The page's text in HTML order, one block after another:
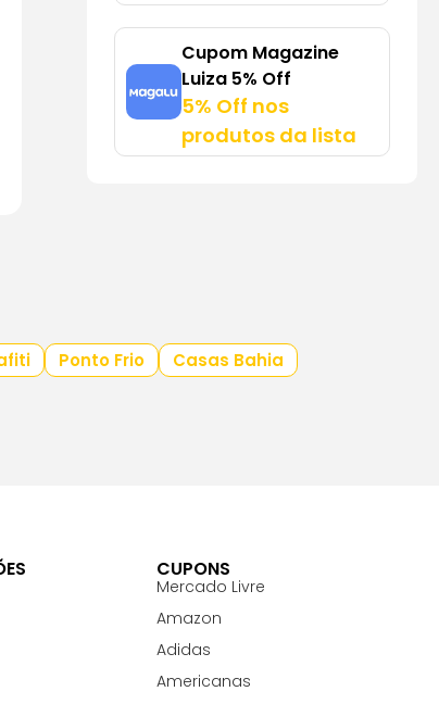
Cupom Magazine
Luiza 5% Off
5% Off nos
produtos da lista
Ponto Frio Casas Bahia
CUPONS
Mercado Livre
Amazon
Adidas
Americanas